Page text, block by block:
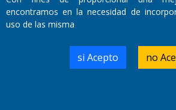
Miembro de ADIRA,ADEPA y CPPAL
Propietario: El Diario SRL
Walter René Goñi
encontramos en la necesidad de
uso de las misma
si Acepto no